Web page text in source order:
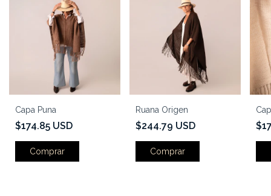
Capa Puna
$174.85 USD
Ruana Origen
$244.79 USD